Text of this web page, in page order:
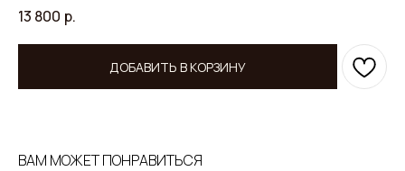
13 800 р.
ДОБАВИТЬ В КОРЗИНУ
ВАМ МОЖЕТ ПОНРАВИТЬСЯ